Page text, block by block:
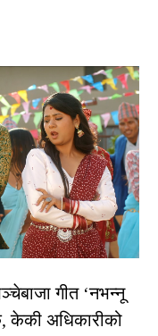
गीत ‘नभन्नू
केकी अधिकारीको